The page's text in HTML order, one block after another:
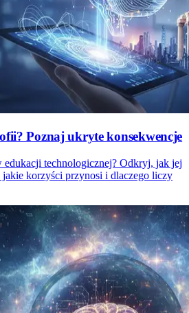
Poznaj ukryte konsekwencje
technologicznej? Odkryj, jak jej
jakie korzyści przynosi i dlaczego liczy